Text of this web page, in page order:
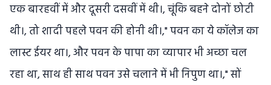
एक बारहवीं में और दूसरी दसवीं में थी।, चूंकि बहने दोनों छोटी
थी।, तो शादी पहले पवन की होनी थी।," पवन का ये कॉलेज का
लास्ट ईयर था।, और पवन के पापा का व्यापार भी अच्छा चल
रहा था, साथ ही साथ पवन उसे चलाने में भी निपुण था।," सों